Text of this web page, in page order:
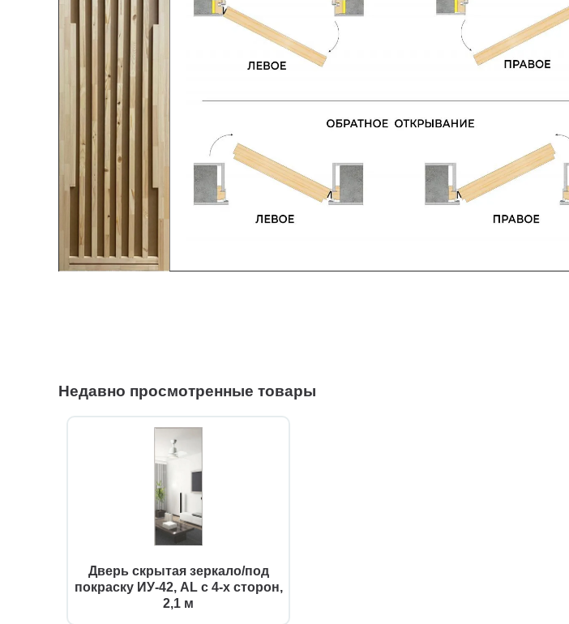
Недавно просмотренные товары
Дверь скрытая зеркало/под
покраску ИУ-42, AL с 4-х сторон,
2,1 м